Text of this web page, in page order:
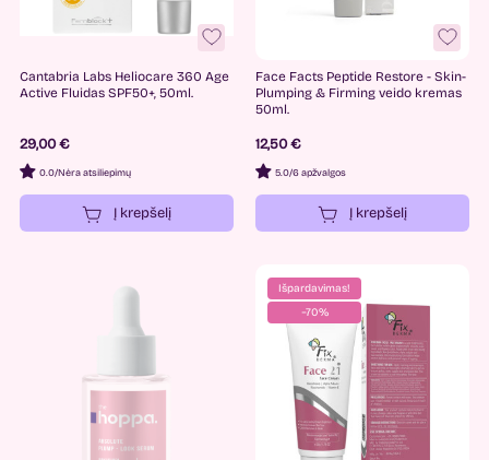
Cantabria Labs Heliocare 360 Age
Active Fluidas SPF50+, 50ml.
29,00 €
0.0/Nėra atsiliepimų
Į krepšelį
Face Facts Peptide Restore - Skin-
Plumping & Firming veido kremas
50ml.
12,50 €
5.0/6 apžvalgos
Į krepšelį
Išpardavimas!
−70%